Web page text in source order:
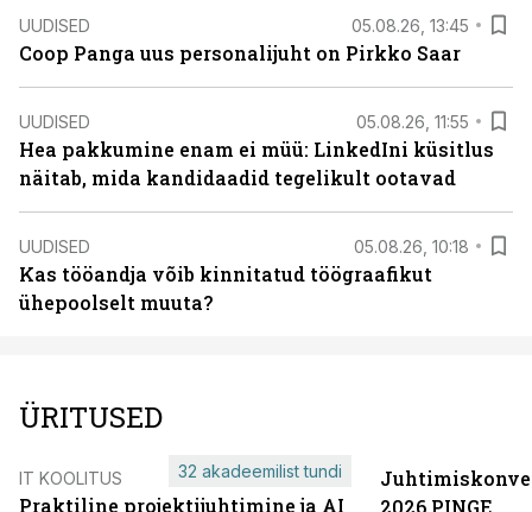
UUDISED 05.08.26, 13:45
Coop Panga uus personalijuht on Pirkko Saar
UUDISED 05.08.26, 11:55
Hea pakkumine enam ei müü: LinkedIni küsitlus
näitab, mida kandidaadid tegelikult ootavad
UUDISED 05.08.26, 10:18
Kas tööandja võib kinnitatud töögraafikut
ühepoolselt muuta?
ÜRITUSED
IT KOOLITUS
Praktiline projektijuhtimine ja AI
32 akadeemilist tundi
2026 PINGE